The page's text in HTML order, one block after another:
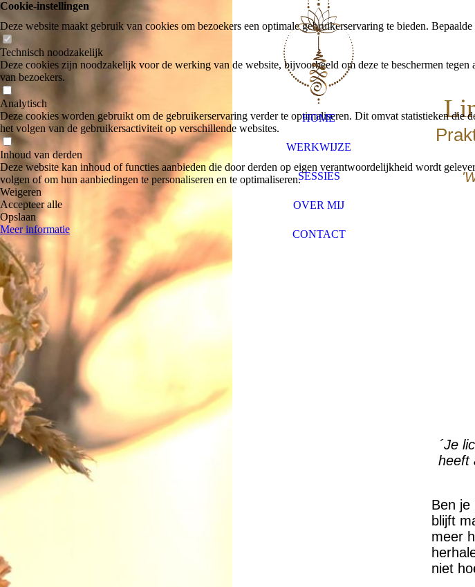
HOME
WERKWIJZE
SESSIES
OVER MIJ
CONTACT
´Je
heeft
Ben je
blijft
meer
niet
Cookie-instellingen
Deze website maakt gebruik van cookies om bezoekers een optimale gebruikerservaring te bieden.
Technisch noodzakelijk
Deze cookies zijn noodzakelijk voor de werking van de website, bijvoorbeeld om deze te beschermen
van bezoekers.
Analytisch
Deze cookies worden gebruikt om de gebruikerservaring verder te optimaliseren. Dit omvat statistieken die
het volgen van de gebruikersactiviteit op verschillende websites.
Inhoud van derden
Deze website kan inhoud of functies aanbieden die door derden op eigen verantwoordelijkheid wordt
volgen of om hun aanbiedingen te personaliseren en te optimaliseren.
Weigeren
Accepteer alle
Opslaan
Meer informatie